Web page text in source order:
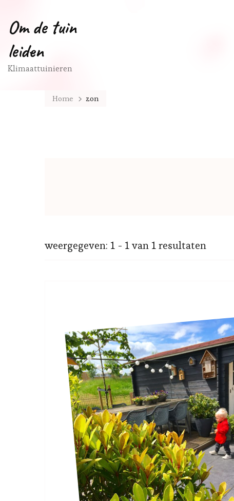
Om de tuin
leiden
Klimaattuinieren
Home zon
weergegeven: 1 - 1 van 1 resultaten